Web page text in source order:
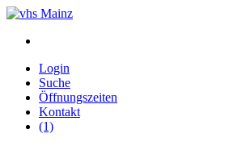
Login
Suche
Öffnungszeiten
Kontakt
(1)